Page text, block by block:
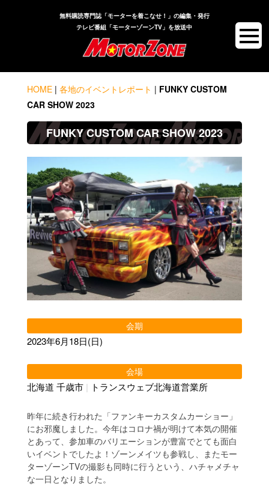
無料購読専門誌「モーターを着こなせ！」の編集・発行
テレビ番組「モーターゾーンTV」を放送中
HOME| 各地のイベントレポート | FUNKY CUSTOM
CAR SHOW 2023
FUNKY CUSTOM CAR SHOW 2023
会期
2023年6月18日(日)
会場
北海道 千歳市 | トランスウェブ北海道営業所
昨年に続き行われた「ファンキーカスタムカーショー」
にお邪魔しました。今年はコロナ禍が明けて本気の開催
とあって、参加車のバリエーションが豊富でとても面白
いイベントでしたよ！ゾーンメイツも参戦し、またモー
ターゾーンTVの撮影も同時に行うという、ハチャメチャ
な一日となりました。